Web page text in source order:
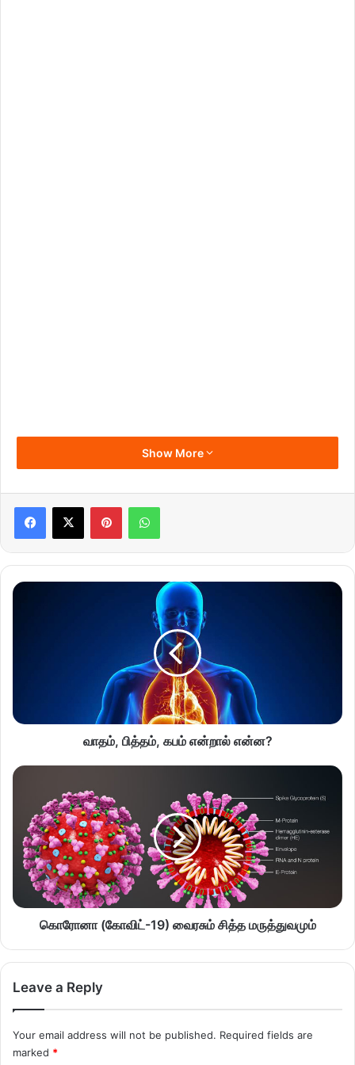
Show More
வாதம், பித்தம், கபம் என்றால் என்ன?
கொரோனா (கோவிட்-19) வைரசும் சித்த மருத்துவமும்
Leave a Reply
Your email address will not be published. Required fields are
marked *